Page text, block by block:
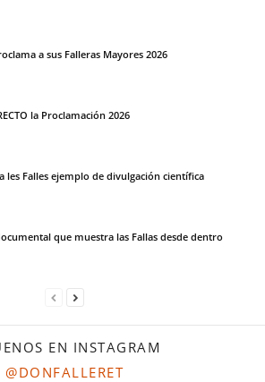
a sus Falleras Mayores 2026
la Proclamación 2026
les Falles ejemplo de divulgación científica
que muestra las Fallas desde dentro
EN INSTAGRAM
@DONFALLERET